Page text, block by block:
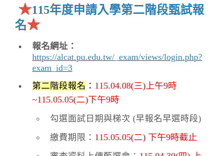
★115年度申請入學第二階段甄試報
名★
報名網址：
https://alcat.pu.edu.tw/_exam/views/login.php?
exam_id=3
第二階段報名 ： 115.04.08(三)上午9時
~115.05.05(二)下午9時
勾選面試日期與梯次 (早報名早選時段)
繳費期限： 115.05.05(二) 下午9時截止